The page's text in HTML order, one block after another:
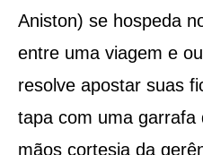
Aniston) se hospeda
entre uma viagem e
resolve apostar suas
tapa com uma garrafa
mãos cortesia da